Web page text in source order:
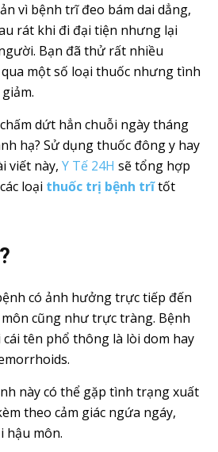
vì bệnh trĩ đeo bám dai dẳng,
rát khi đi đại tiện nhưng lại
Bạn đã thử rất nhiều
một số loại thuốc nhưng tình
dứt hẳn chuỗi ngày tháng
hạ? Sử dụng thuốc đông y hay
viết này, Y Tế 24H sẽ tổng hợp
loại thuốc trị bệnh trĩtốt
có ảnh hưởng trực tiếp đến
môn cũng như trực tràng. Bệnh
tên phổ thông là lòi dom hay
này có thể gặp tình trạng xuất
theo cảm giác ngứa ngáy,
hậu môn.